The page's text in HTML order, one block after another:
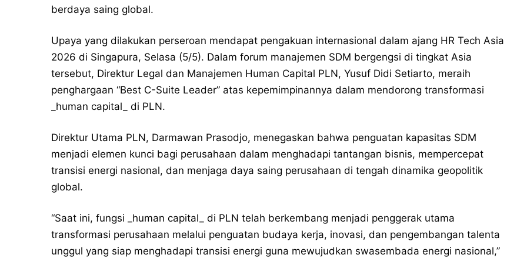
berdaya saing global.
Upaya yang dilakukan perseroan mendapat pengakuan internasional dalam ajang HR Tech Asia
2026 di Singapura, Selasa (5/5). Dalam forum manajemen SDM bergengsi di tingkat Asia
tersebut, Direktur Legal dan Manajemen Human Capital PLN, Yusuf Didi Setiarto, meraih
penghargaan “Best C-Suite Leader” atas kepemimpinannya dalam mendorong transformasi
_human capital_ di PLN.
Direktur Utama PLN, Darmawan Prasodjo, menegaskan bahwa penguatan kapasitas SDM
menjadi elemen kunci bagi perusahaan dalam menghadapi tantangan bisnis, mempercepat
transisi energi nasional, dan menjaga daya saing perusahaan di tengah dinamika geopolitik
global.
“Saat ini, fungsi _human capital_ di PLN telah berkembang menjadi penggerak utama
transformasi perusahaan melalui penguatan budaya kerja, inovasi, dan pengembangan talenta
unggul yang siap menghadapi transisi energi guna mewujudkan swasembada energi nasional,”